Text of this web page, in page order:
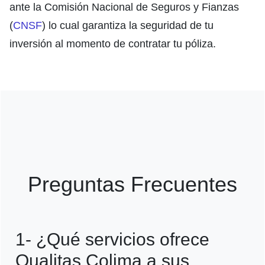
ante la Comisión Nacional de Seguros y Fianzas
(CNSF) lo cual garantiza la seguridad de tu
inversión al momento de contratar tu póliza.
Preguntas Frecuentes
1- ¿Qué servicios ofrece
Qualitas Colima a sus